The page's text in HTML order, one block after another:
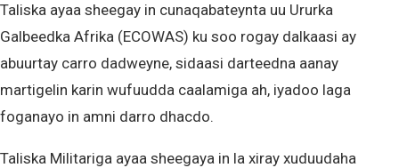
Taliska ayaa sheegay in cunaqabateynta uu Ururka
Galbeedka Afrika (ECOWAS) ku soo rogay dalkaasi ay
abuurtay carro dadweyne, sidaasi darteedna aanay
martigelin karin wufuudda caalamiga ah, iyadoo laga
foganayo in amni darro dhacdo.
Taliska Militariga ayaa sheegaya in la xiray xuduudaha